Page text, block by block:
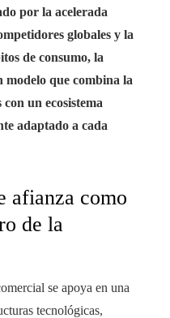
por la acelerada
globales y la
de consumo, la
modelo que combina la
un ecosistema
adaptado a cada
afianza como
de la
se apoya en una
tecnológicas,